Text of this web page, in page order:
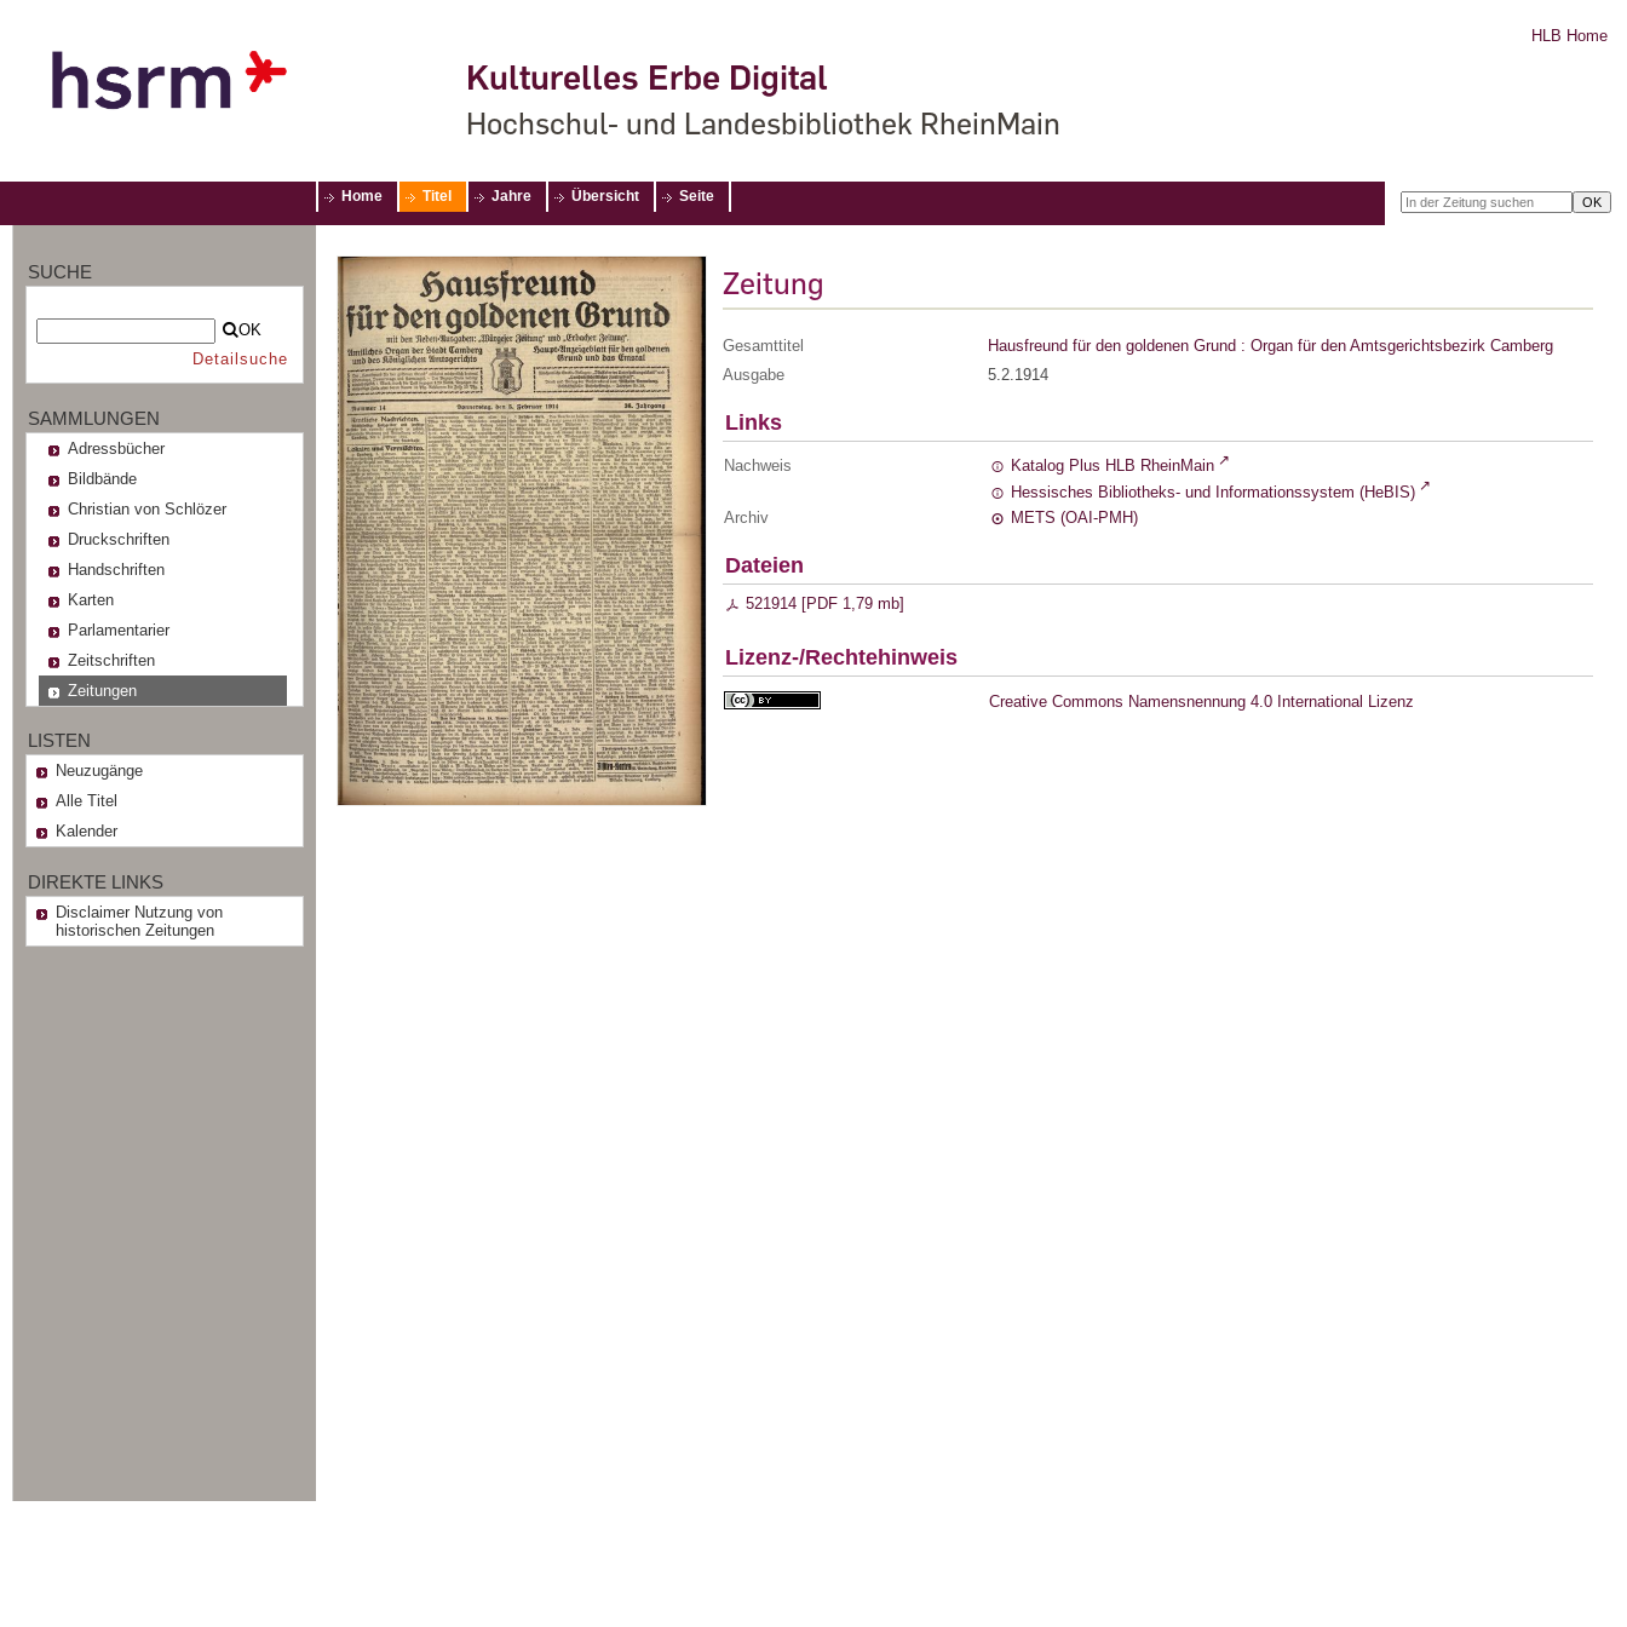
Kulturelles Erbe Digital
Hochschul- und Landesbibliothek RheinMain
HLB Home
Home Titel Jahre Übersicht Seite
SUCHE
OK
Detailsuche
SAMMLUNGEN
Adressbücher
Bildbände
Christian von Schlözer
Druckschriften
Handschriften
Karten
Parlamentarier
Zeitschriften
Zeitungen
LISTEN
Neuzugänge
Alle Titel
Kalender
DIREKTE LINKS
Disclaimer Nutzung von
historischen Zeitungen
Zeitung
Gesamttitel
Hausfreund für den goldenen Grund : Organ für den Amtsgerichtsbezirk Camberg
Ausgabe
5.2.1914
Links
Nachweis
Katalog Plus HLB RheinMain
Hessisches Bibliotheks- und Informationssystem (HeBIS)
Archiv
METS (OAI-PMH)
Dateien
521914 [PDF 1,79 mb]
Lizenz-/Rechtehinweis
Creative Commons Namensnennung 4.0 International Lizenz